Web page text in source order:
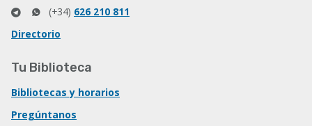
(+34) 626 210 811
Directorio
Tu Biblioteca
Bibliotecas y horarios
Pregúntanos